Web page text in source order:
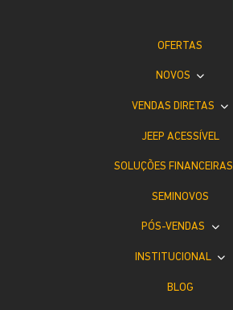
OFERTAS
NOVOS
VENDAS DIRETAS
JEEP ACESSÍVEL
SOLUÇÕES FINANCEIRAS
SEMINOVOS
PÓS-VENDAS
INSTITUCIONAL
BLOG